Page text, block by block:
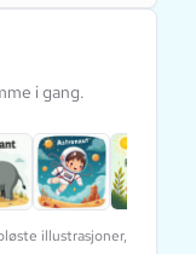
i gang.
illustrasjoner,